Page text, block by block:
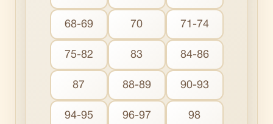
68-69 70 71-74
75-82 83 84-86
87 88-89 90-93
94-95 96-97 98